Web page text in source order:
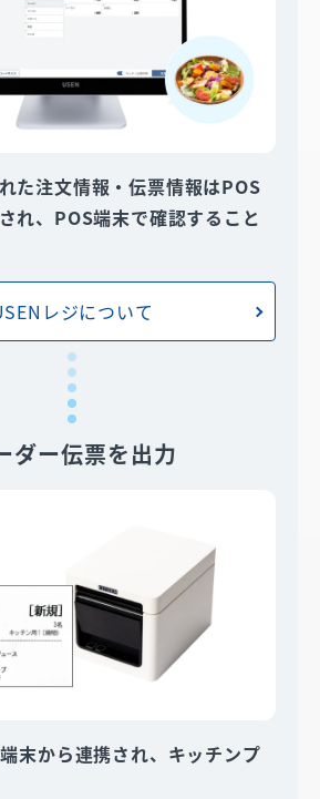
た注文情報・伝票情報はPOS
れ、POS端末で確認すること
レジについて
ダー伝票を出力
末から連携され、キッチンプ